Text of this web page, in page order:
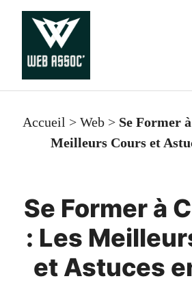
Aller
Accueil > Web > Se Former
Meilleurs Cours et
Se Former à
: Les
et Astuces